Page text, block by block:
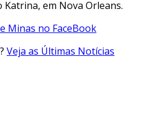
em Nova Orleans.
Minas no FaceBook
Veja as Últimas Notícias